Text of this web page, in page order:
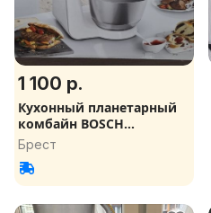
1 100 р.
Кухонный планетарный
комбайн BOSCH
MUM58364 1000W
Брест